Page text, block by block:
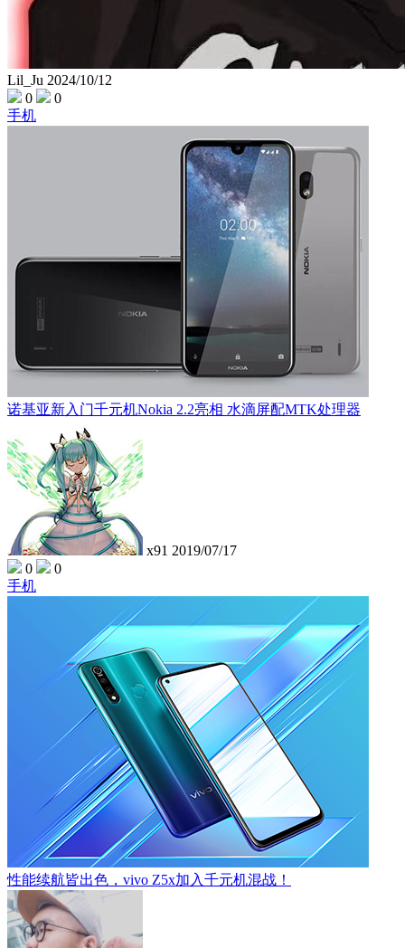
Lil_Ju 2024/10/12
0
0
手机
诺基亚新入门千元机Nokia 2.2亮相 水滴屏配MTK处理器
x91 2019/07/17
0
0
手机
性能续航皆出色，vivo Z5x加入千元机混战！